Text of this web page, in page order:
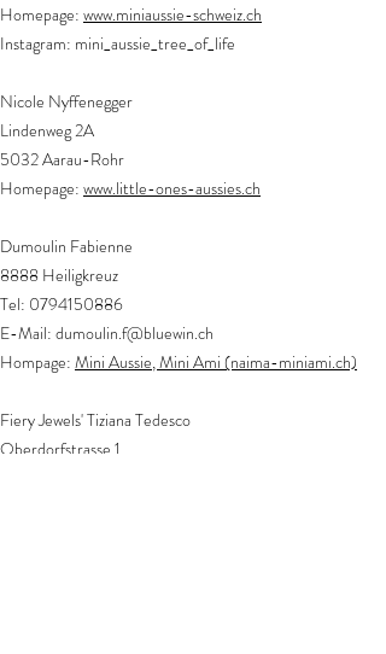
Homepage: www.miniaussie-schweiz.ch
Instagram: mini_aussie_tree_of_life
Nicole Nyffenegger
Lindenweg 2A
5032 Aarau-Rohr
Homepage: www.little-ones-aussies.ch
Dumoulin Fabienne
8888 Heiligkreuz
Tel: 0794150886
E-Mail: dumoulin.f@bluewin.ch
Hompage: Mini Aussie, Mini Ami (naima-miniami.ch)
Fiery Jewels' Tiziana Tedesco
Oberdorfstrasse 1